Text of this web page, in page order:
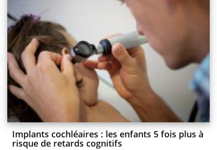
Implants cochléaires : les enfants 5 fois plus à
risque de retards cognitifs